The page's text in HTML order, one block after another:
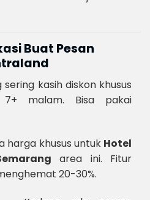
Buat Pesan
sering kasih diskon khusus
7+ malam. Bisa pakai
harga khusus untuk Hotel
area ini. Fitur
20-30%.